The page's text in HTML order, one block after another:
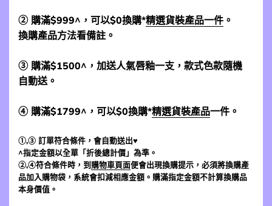
② 購滿$999^，可以$0換購*精選貨裝產品一件 。
換購產品方法看備註。
③ 購滿$1500^，加送人氣唇釉一支，款式色款隨機
自動送。
④ 購滿$1799^，可以$0換購*精選貨裝產品一件。
①,③ 訂單符合條件，會自動送出♥
^指定金額以全單「折後總計價」為準。
②,④符合條件時，到購物車頁面便會出現換購提示，必須將換購產
品加入購物袋，系統會扣減相應金額。購滿指定金額不計算換購品
本身價值。